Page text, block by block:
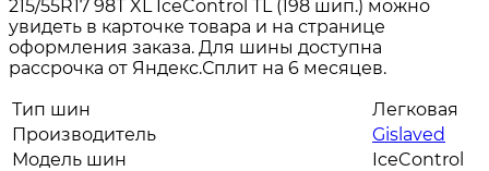
215/55R17 98T XL IceControl TL (198 шип.) можно
увидеть в карточке товара и на странице
оформления заказа. Для шины доступна
рассрочка от Яндекс.Сплит на 6 месяцев.
Тип шин
Легковая
Производитель
Gislaved
Модель шин
IceControl